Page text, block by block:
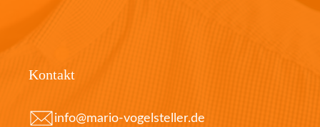
Kontakt
info@mario-vogelsteller.de